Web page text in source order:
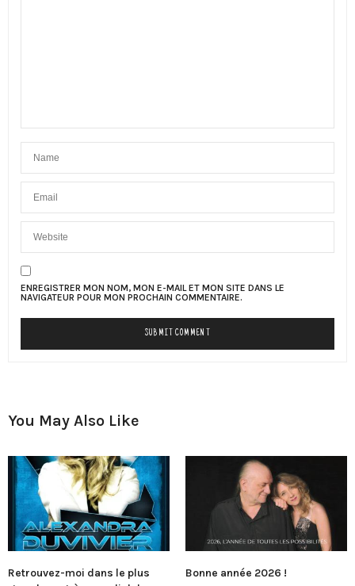
ENREGISTRER MON NOM, MON E-MAIL ET MON SITE DANS LE
NAVIGATEUR POUR MON PROCHAIN COMMENTAIRE.
You May Also Like
Retrouvez-moi dans le plus
Bonne année 2026 !